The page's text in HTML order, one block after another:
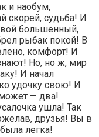
и наобум,
скорей, судьба! И
большенный,
рыбак покой! В
комфорт! И
Но, но ж, мир
И начал
удочку свою! И
— два!
ушла! Так
друзья! Вы в
легка!